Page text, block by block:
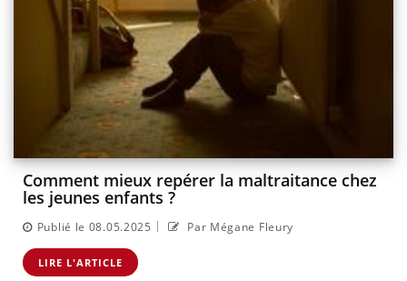
Comment mieux repérer la maltraitance chez
les jeunes enfants ?
Publié le 08.05.2025 | Par Mégane Fleury
LIRE L'ARTICLE